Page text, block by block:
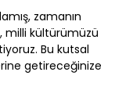
zamanın
milli kültürümüzü
Bu kutsal
getireceğinize